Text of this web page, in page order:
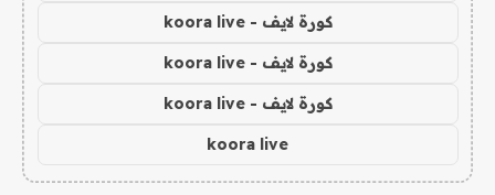
كورة لايف - koora live
كورة لايف - koora live
كورة لايف - koora live
koora live